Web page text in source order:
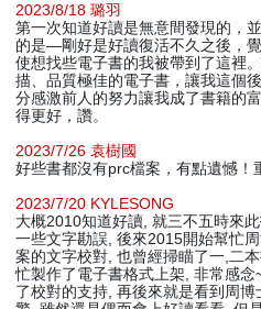
2023/8/18 璐羽
第一次知道好讀是無意間發現的，
的是—剛好是好讀復活不久之後，
使想找些電子書的我被帶到了這裡
描、品質極佳的電子書，讓我這個
分感激前人的努力讓我成了書籍的
得更好，讚。
2023/7/26 袁樹國
好些書都沒有prc檔案，有點遺憾！
2023/7/20 KYLESONG
大概2010知道好讀, 就三不五時來
一些文字勘誤, 後來2015開始幫忙
案的文字校對, 也曾經掃瞄了一,二
忙製作了電子書格式上架, 非常感
了校對的支持, 再後來就是看到周